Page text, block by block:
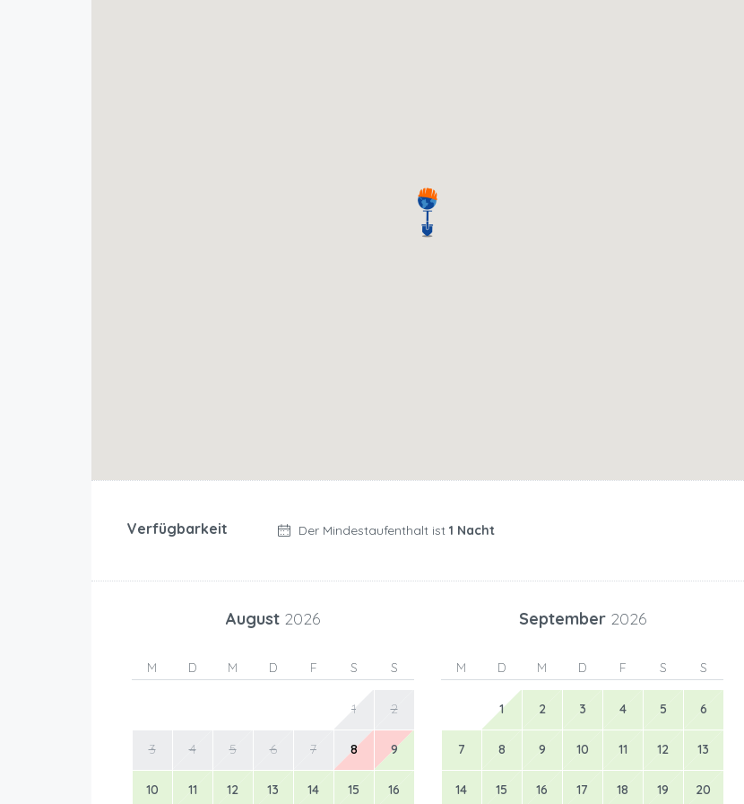
Verfügbarkeit Der Mindestaufenthalt ist 1 Nacht
August 2026
M D M D F S S
1 2
3 4 5 6 7 8 9
10 11 12 13 14 15 16
September 2026
M D M D F S S
1 2 3 4 5 6
7 8 9 10 11 12 13
14 15 16 17 18 19 20